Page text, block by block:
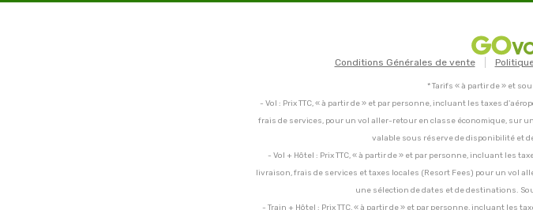
Conditions Générales de vente
* Tarifs « à partir de » et
- Vol : Prix TTC, « à partir de » et par personne, incluant les taxes
frais de services, pour un vol aller-retour en classe économique, sur
valable sous réserve de disponibilité et
- Vol + Hôtel : Prix TTC, « à partir de » et par personne, incluant les
livraison, frais de services et taxes locales (Resort Fees) pour un vol
une sélection de dates et de destinations.
- Train + Hôtel : Prix TTC, « à partir de » et par personne, incluant